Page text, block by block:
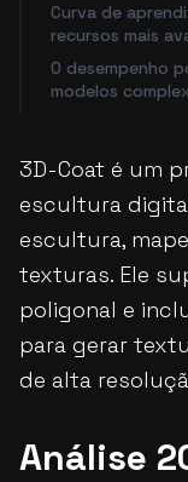
Curva de
recursos mais
O desempenho
modelos
3D-Coat é um
escultura
escultura,
texturas. Ele
poligonal e
para gerar
de alta
Análise